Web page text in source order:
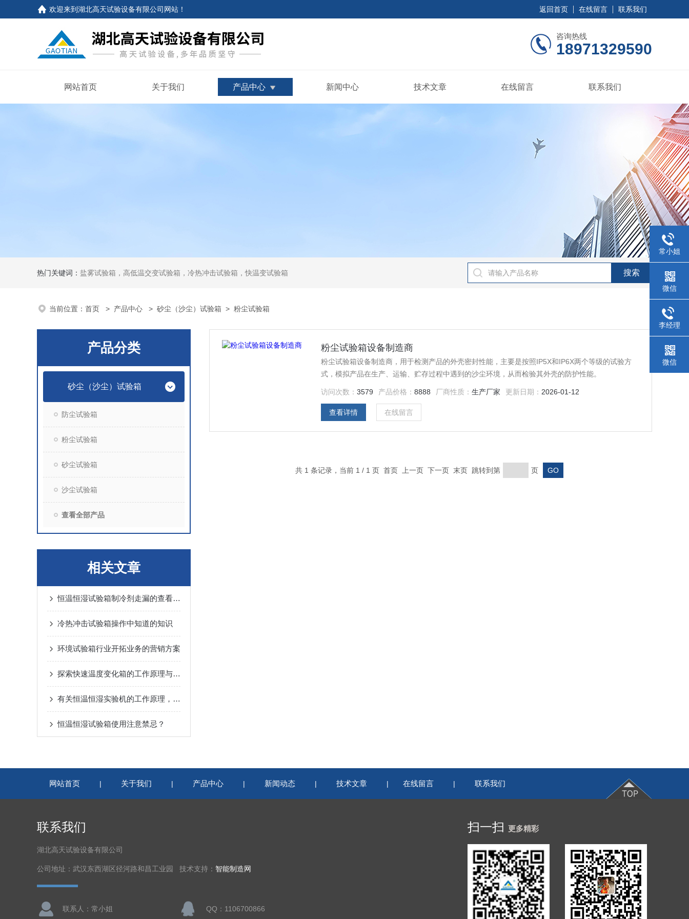
欢迎来到湖北高天试验设备有限公司网站 ！ 返回首页 在线留言 联系我们
咨询热线
18971329590
网站首页 关于我们 产品中心 新闻中心 技术文章 在线留言 联系我们
热门关键词： 盐雾试验箱，高低温交变试验箱，冷热冲击试验箱，快温变试验箱
当前位置： 首页 > 产品中心 > 砂尘（沙尘）试验箱 > 粉尘试验箱
产品分类
砂尘（沙尘）试验箱
防尘试验箱
粉尘试验箱
砂尘试验箱
沙尘试验箱
查看全部产品
相关文章
恒温恒湿试验箱制冷剂走漏的查看方法
冷热冲击试验箱操作中知道的知识
环境试验箱行业开拓业务的营销方案
探索快速温度变化箱的工作原理与应用
有关恒温恒湿实验机的工作原理，请听我一一道来
恒温恒湿试验箱使用注意禁忌？
粉尘试验箱设备制造商
粉尘试验箱设备制造商，用于检测产品的外壳密封性能，主要是按照IP5X和IP6X两个等级的试验方
式，模拟产品在生产、运输、贮存过程中遇到的沙尘环境，从而检验其外壳的防护性能。
访问次数：3579 产品价格：8888 厂商性质：生产厂家 更新日期： 2026-01-12
查看详情 在线留言
共 1 条记录，当前 1 / 1 页 首页 上一页 下一页 末页 跳转到第 页
网站首页 | 关于我们 | 产品中心 | 新闻动态 | 技术文章 | 在线留言 | 联系我们
联系我们
湖北高天试验设备有限公司
公司地址：武汉东西湖区径河路和昌工业园 技术支持： 智能制造网
联系人：常小姐 QQ：1106700866
扫一扫 更多精彩
常小姐
微信
李经理
微信